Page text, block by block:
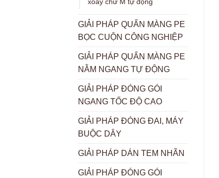
xoay chữ M tự động
GIẢI PHÁP QUẤN MÀNG PE
BỌC CUỘN CÔNG NGHIỆP
GIẢI PHÁP QUẤN MÀNG PE
NẰM NGANG TỰ ĐỘNG
GIẢI PHÁP ĐÓNG GÓI
NGANG TỐC ĐỘ CAO
GIẢI PHÁP ĐÓNG ĐAI, MÁY
BUỘC DÂY
GIẢI PHÁP DÁN TEM NHÃN
GIẢI PHÁP ĐÓNG GÓI